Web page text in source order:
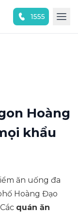
1555
Hoàng
khẩu
ăn uống đa
Hoàng Đạo
quán ăn